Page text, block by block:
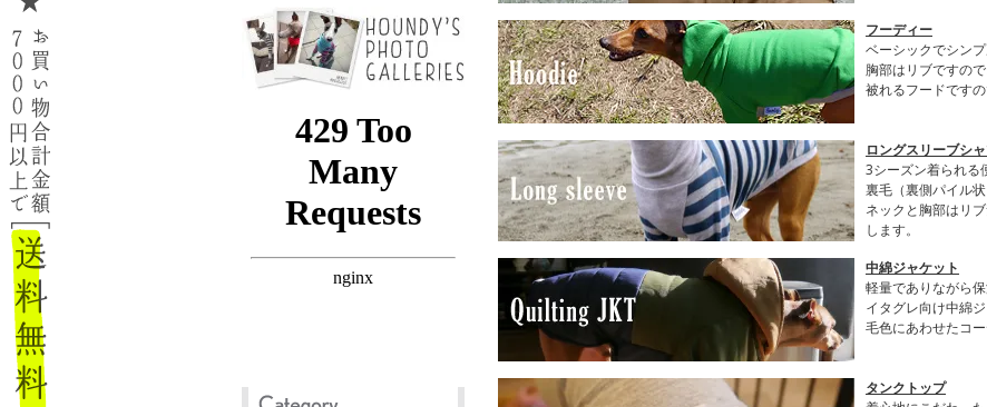
フーディー
ベーシックでシン
胸部はリブですの
被れるフードです
ロングスリーブシ
3シーズン着られる
裏毛（裏側パイル
ネックと胸部はリ
します。
中綿ジャケット
軽量でありながら
イタグレ向け中綿
毛色にあわせたコ
タンクトップ